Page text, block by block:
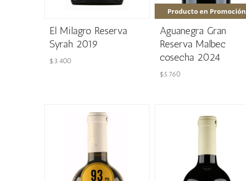
El Milagro Reserva
Syrah 2019
$3.400
Producto en Promoción
Aguanegra Gran
Reserva Malbec
cosecha 2024
$5.760